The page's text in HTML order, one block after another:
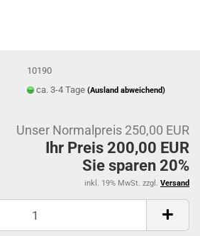
10190
ca. 3-4 Tage(Ausland abweichend)
Unser Normalpreis 250,00 EUR
Ihr Preis 200,00 EUR
Sie sparen 20%
inkl. 19% MwSt. zzgl. Versand